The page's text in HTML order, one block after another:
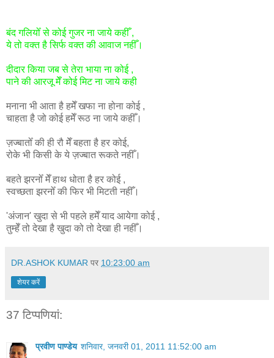
बंद गलियोँ से कोई गुजर ना जाये कहीँ ,
ये तो वक्त है सिर्फ वक्त की आवाज नहीँ।
दीदार किया जब से तेरा भाया ना कोई ,
पाने की आरजू मेँ कोई मिट ना जाये कही
मनाना भी आता है हमेँ खफा ना होना कोई ,
चाहता है जो कोई हमेँ रूठ ना जाये कहीँ।
ज़ज्बातोँ की ही रौ मेँ बहता है हर कोई,
रोके भी किसी के ये ज़ज्बात रूकते नहीँ।
बहते झरनोँ मेँ हाथ धोता है हर कोई ,
स्वच्छता झरनोँ की फिर भी मिटती नहीँ।
'अंजान' खुदा से भी पहले हमेँ याद आयेगा कोई ,
तुम्हेँ तो देखा है खुदा को तो देखा ही नहीँ।
DR.ASHOK KUMAR पर 10:23:00 am
शेयर करें
37 टिप्‍पणियां:
प्रवीण पाण्डेय शनिवार, जनवरी 01, 2011 11:52:00 am